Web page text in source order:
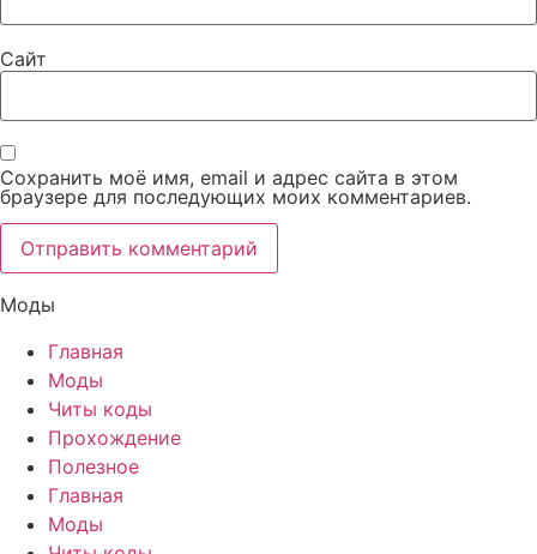
Сайт
Сохранить моё имя, email и адрес сайта в этом
браузере для последующих моих комментариев.
Моды
Главная
Моды
Читы коды
Прохождение
Полезное
Главная
Моды